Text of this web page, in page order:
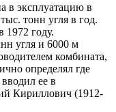
в эксплуатацию в
тонн угля в год.
1972 году.
угля и 6000 м
комбината,
определял где
ее в
Кириллович (1912-